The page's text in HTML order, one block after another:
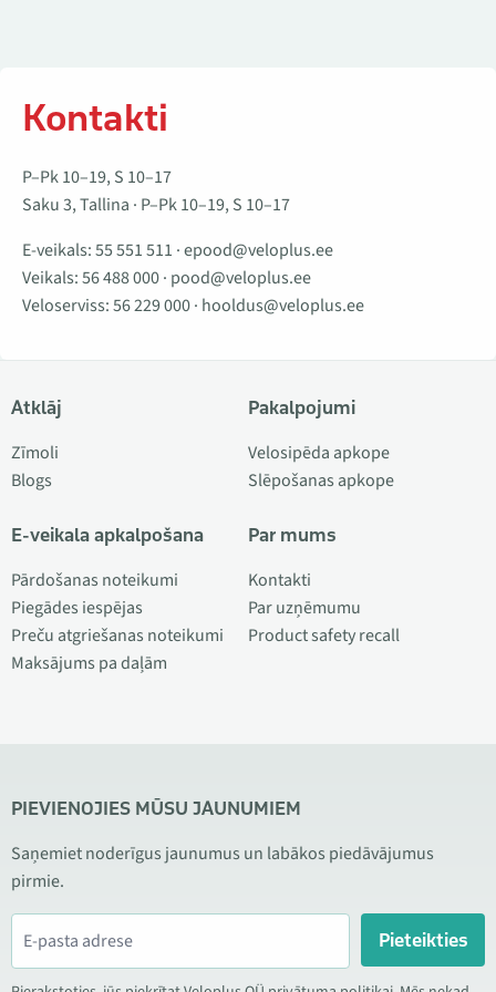
Kontakti
P–Pk 10–19, S 10–17
Saku 3, Tallina · P–Pk 10–19, S 10–17
E-veikals:55 551 511 ·epood@veloplus.ee
Veikals:56 488 000· pood@veloplus.ee
Veloserviss:56 229 000· hooldus@veloplus.ee
Atklāj
Zīmoli
Blogs
E-veikala apkalpošana
Pārdošanas noteikumi
Piegādes iespējas
Preču atgriešanas noteikumi
Maksājums pa daļām
Pakalpojumi
Velosipēda apkope
Slēpošanas apkope
Par mums
Kontakti
Par uzņēmumu
Product safety recall
PIEVIENOJIES MŪSU JAUNUMIEM
Saņemiet noderīgus jaunumus un labākos piedāvājumus
pirmie.
Pieteikties